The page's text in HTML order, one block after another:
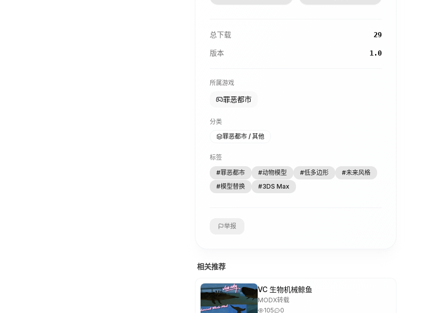
总下载 29
版本 1.0
所属游戏
罪恶都市
分类
罪恶都市 / 其他
标签
#罪恶都市 #动物模型 #低多边形 #未来风格
#模型替换 #3DS Max
举报
相关推荐
VC 生物机械鲸鱼
MODX转载
105
0